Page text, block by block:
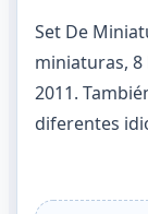
Set De
miniaturas, 8
2011.
diferentes